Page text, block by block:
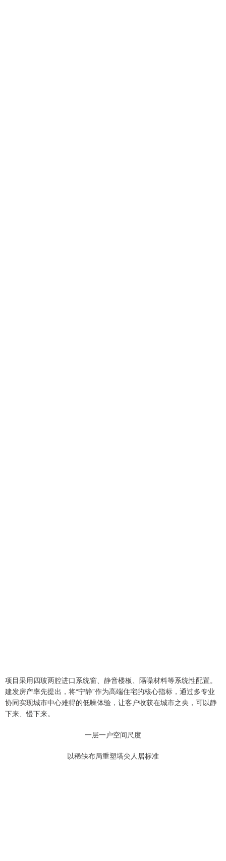
项目采用四玻两腔进口系统窗、静音楼板、隔噪材料等系统性配置。
建发房产率先提出，将“宁静”作为高端住宅的核心指标，通过多专业
协同实现城市中心难得的低噪体验，让客户收获在城市之央，可以静
下来、慢下来。
一层一户空间尺度
以稀缺布局重塑塔尖人居标准